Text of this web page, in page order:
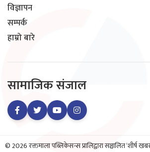
विज्ञापन
सम्पर्क
हाम्रो बारे
सामाजिक संजाल
© 2026 रक्तमाला पब्लिकेसन्स प्रालिद्वारा सञ्चालित ‘शीर्ष